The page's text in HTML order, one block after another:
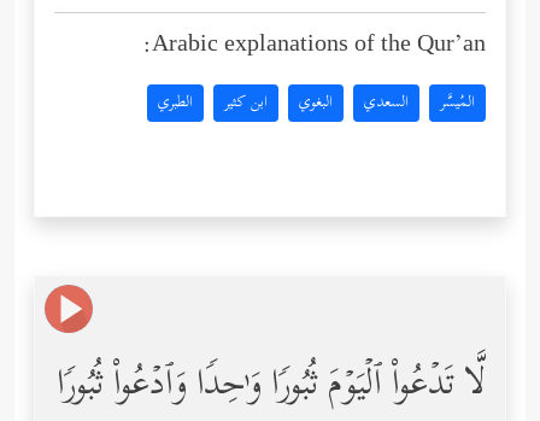
Arabic explanations of the Qur’an:
المُيسَّر السعدي البغوي ابن كثير الطبري
لَّا تَدۡعُواْ ٱلۡیَوۡمَ ثُبُورࣰا وَ ٰ⁠حِدࣰا وَٱدۡعُواْ ثُبُورࣰا